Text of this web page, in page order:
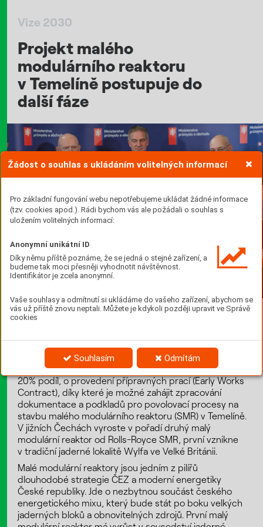
Žádost o souhlas s ukládáním volitelných informací
Pro základní fungování webu nepotřebujeme ukládat žádné informace
(tzv. cookies apod.). Rádi bychom vás ale požádali o souhlas s
uložením volitelných informací:
Anonymní unikátní ID
Díky němu příště poznáme, že se jedná o stejné zařízení, a
budeme tak moci přesněji vyhodnotit návštěvnost.
Identifikátor je zcela anonymní.
Vaše souhlasy a odmítnutí si ukládáme do vašeho zařízení, abychom se
vás už příště znovu neptali. Můžete je kdykoli později upravit ve Správě
cookies
Souhlasím Odmítám
Vize 2030
Projekt malého
modulárního reaktoru
v Temelíně postupuje do
další fáze
ČEZ podepsal 24. dubna s českým státem
malého modulárního reaktoru (SMR). Ve stejný den
navíc ČEZ podepsal také důležitou smlouvu s britskou
společností Rolls-Royce SMR, ve které má přibližně
20% podíl, o provedení přípravných prací (Early Works
Contract), díky které je možné zahájit zpracování
dokumentace a podkladů pro povolovací procesy na
stavbu malého modulárního reaktoru (SMR) v Temelíně.
V jižních Čechách vyroste v pořadí druhý malý
modulární reaktor od Rolls-Royce SMR, první vznikne
v tradiční jaderné lokalitě Wylfa ve Velké Británii.
Malé modulární reaktory jsou jedním z pilířů
dlouhodobé strategie ČEZ a moderní energetiky
České republiky. Jde o nezbytnou součást českého
energetického mixu, který bude stát po boku velkých
jaderných bloků a obnovitelných zdrojů. První malý